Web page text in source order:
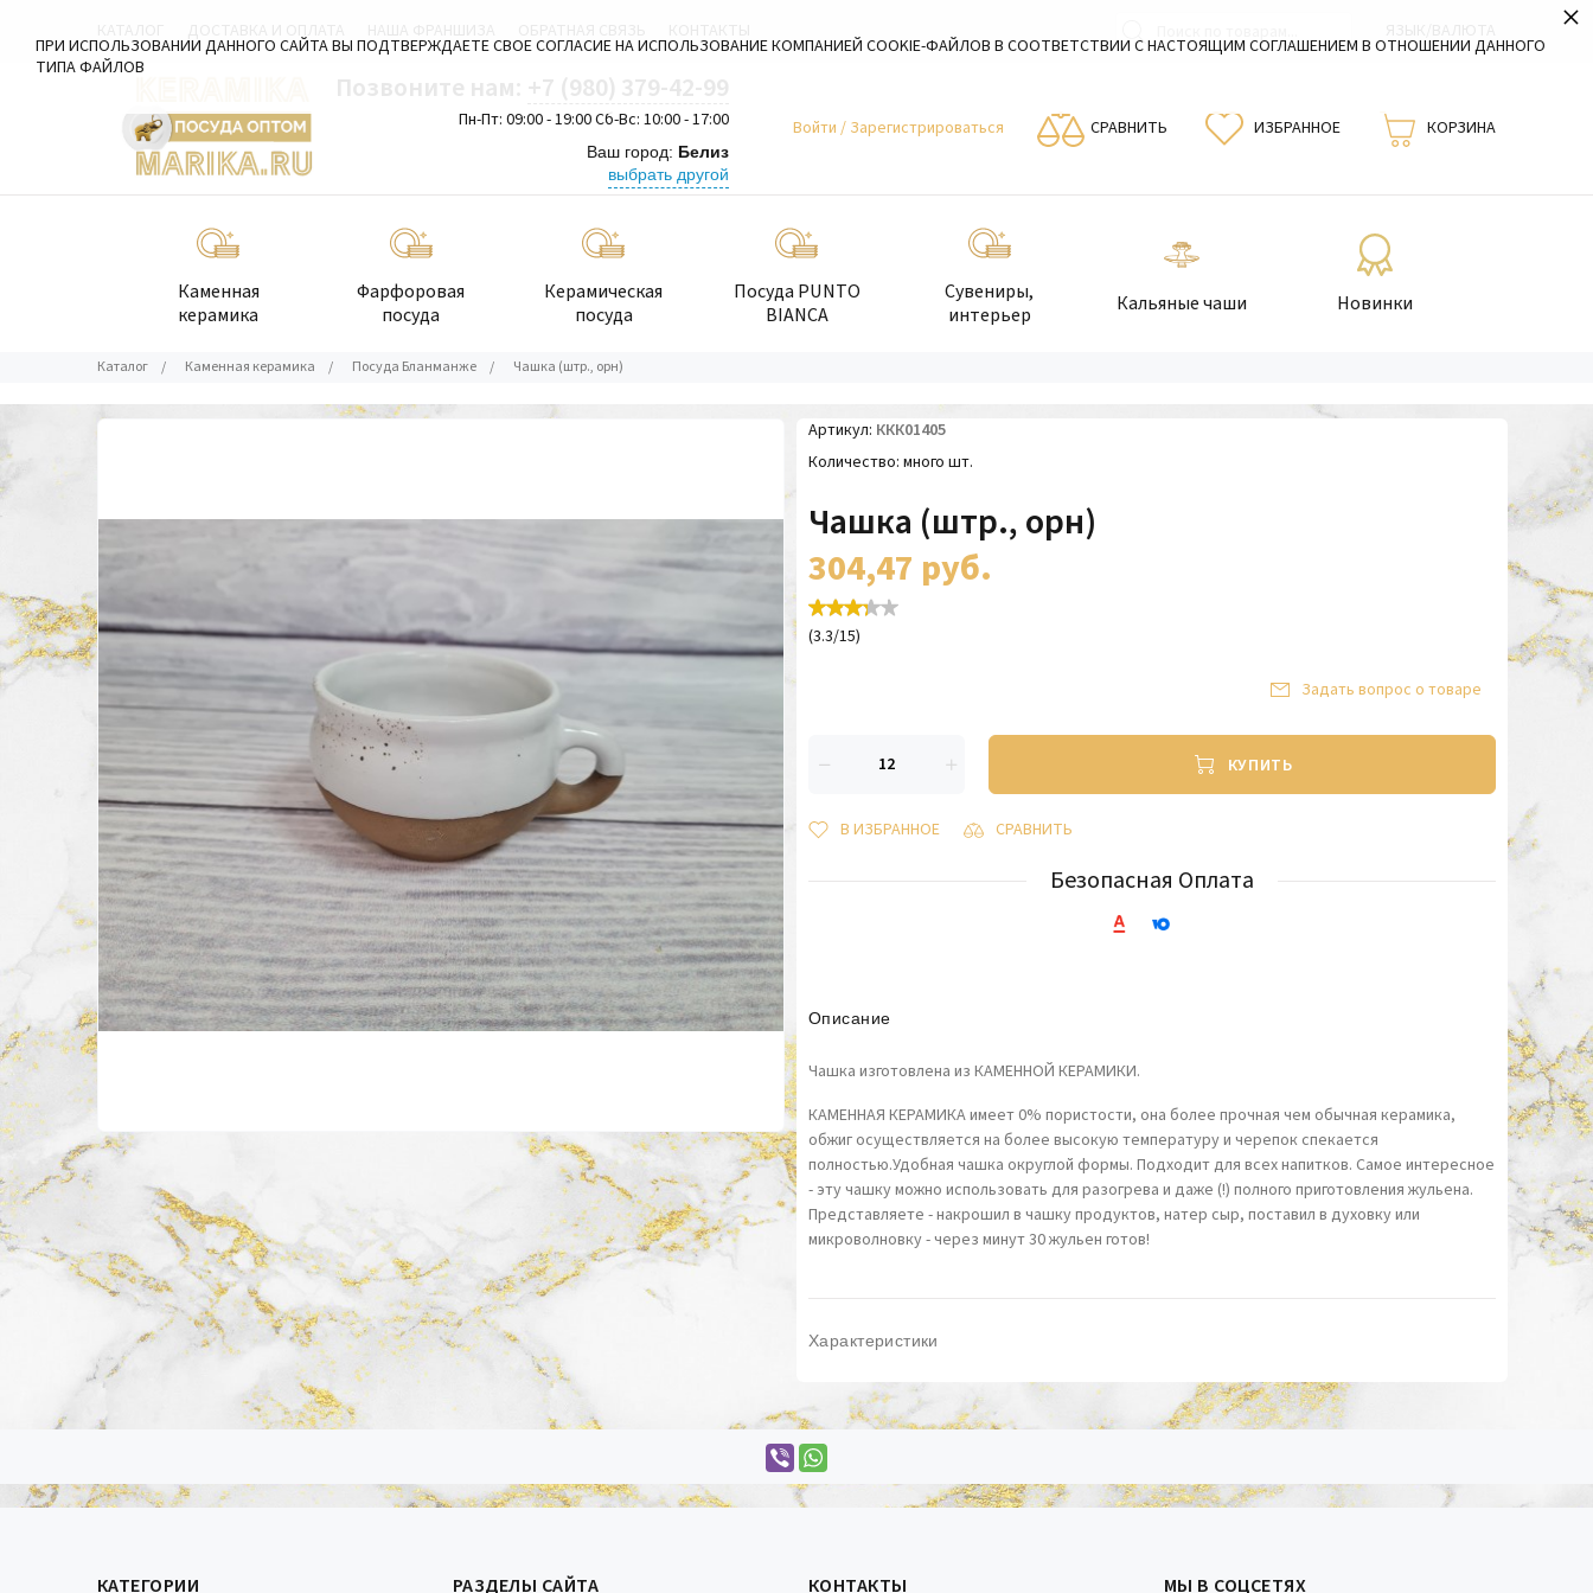
ДОСТАВКА И ОПЛАТА
Пн-Пт: 09:00 - 19:00 Сб-Вс: 10:00 - 17:00
Ваш город: Белиз
выбрать другой
Войти / Зарегистрироваться СРАВНИТЬ ИЗБРАННОЕ КОРЗИНА
Каменная
керамика
Фарфоровая
посуда
Керамическая
посуда
Посуда PUNTO
BIANCA
Сувениры,
интерьер
Кальяные чаши Новинки
Каталог / Каменная керамика / Посуда Бланманже / Чашка (штр., орн)
Артикул ККК01405
Количество много шт.
Чашка (штр., орн)
304,47 руб.
(3.3/15)
Задать вопрос о товаре
КУПИТЬ
В ИЗБРАННОЕ СРАВНИТЬ
Безопасная Оплата
Описание
Чашка изготовлена из КАМЕННОЙ КЕРАМИКИ.
КАМЕННАЯ КЕРАМИКА имеет 0% пористости, она более прочная чем обычная керамика,
обжиг осуществляется на более высокую температуру и черепок спекается
полностью.Удобная чашка округлой формы. Подходит для всех напитков. Самое интересное
- эту чашку можно использовать для разогрева и даже (!) полного приготовления жульена.
Представляете - накрошил в чашку продуктов, натер сыр, поставил в духовку или
микроволновку - через минут 30 жульен готов!
Характеристики
КАТЕГОРИИ РАЗДЕЛЫ САЙТА КОНТАКТЫ МЫ В СОЦСЕТЯХ
ПРИ ИСПОЛЬЗОВАНИИ ДАННОГО САЙТА ВЫ ПОДТВЕРЖДАЕТЕ СВОЕ СОГЛАСИЕ НА ИСПОЛЬЗОВАНИЕ КОМПАНИЕЙ COOKIE-ФАЙЛОВ В СООТВЕТСТВИИ С НАСТОЯЩИМ СОГЛАШЕНИЕМ В ОТНОШЕНИИ ДАННОГО
ТИПА ФАЙЛОВ
×